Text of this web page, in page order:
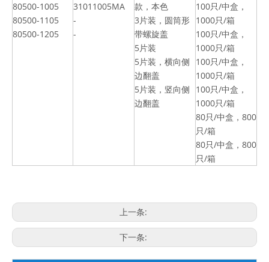
80500-1005
80500-1105
80500-1205
31011005MA
-
-
款，本色
3片装，圆筒形
带螺旋盖
5片装
5片装，横向侧
边翻盖
5片装，竖向侧
边翻盖
100只/中盒，
1000只/箱
100只/中盒，
1000只/箱
100只/中盒，
1000只/箱
100只/中盒，
1000只/箱
80只/中盒，800
只/箱
80只/中盒，800
只/箱
上一条:
下一条: